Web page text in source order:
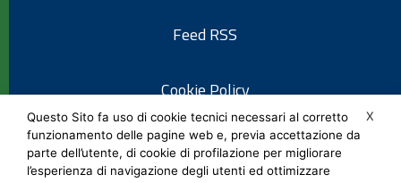
Feed RSS
Cookie Policy
Informativa privacy
X
Questo Sito fa uso di cookie tecnici necessari al corretto
funzionamento delle pagine web e, previa accettazione da
parte dell’utente, di cookie di profilazione per migliorare
l’esperienza di navigazione degli utenti ed ottimizzare